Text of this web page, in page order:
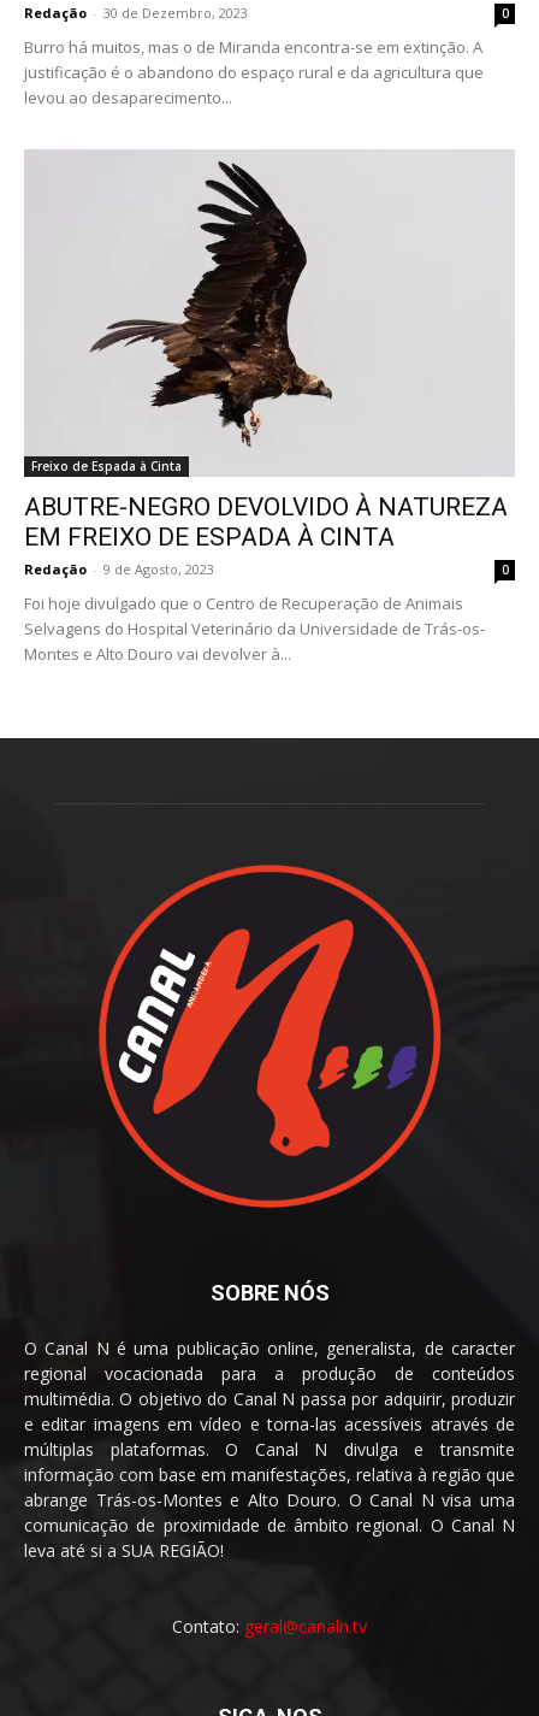
Redação - 30 de Dezembro, 2023 0
Burro há muitos, mas o de Miranda encontra-se em extinção. A
justificação é o abandono do espaço rural e da agricultura que
levou ao desaparecimento...
Freixo de Espada à Cinta
ABUTRE-NEGRO DEVOLVIDO À NATUREZA
EM FREIXO DE ESPADA À CINTA
Redação - 9 de Agosto, 2023 0
Foi hoje divulgado que o Centro de Recuperação de Animais
Selvagens do Hospital Veterinário da Universidade de Trás-os-
Montes e Alto Douro vai devolver à...
SOBRE NÓS
O Canal N é uma publicação online, generalista, de caracter
regional vocacionada para a produção de conteúdos
multimédia. O objetivo do Canal N passa por adquirir, produzir
e editar imagens em vídeo e torna-las acessíveis através de
múltiplas plataformas. O Canal N divulga e transmite
informação com base em manifestações, relativa à região que
abrange Trás-os-Montes e Alto Douro. O Canal N visa uma
comunicação de proximidade de âmbito regional. O Canal N
leva até si a SUA REGIÃO!
Contato: geral@canaln.tv